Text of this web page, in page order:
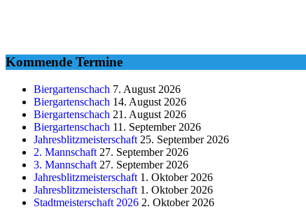
Kommende Termine
Biergartenschach 7. August 2026
Biergartenschach 14. August 2026
Biergartenschach 21. August 2026
Biergartenschach 11. September 2026
Jahresblitzmeisterschaft 25. September 2026
2. Mannschaft 27. September 2026
3. Mannschaft 27. September 2026
Jahresblitzmeisterschaft 1. Oktober 2026
Jahresblitzmeisterschaft 1. Oktober 2026
Stadtmeisterschaft 2026 2. Oktober 2026